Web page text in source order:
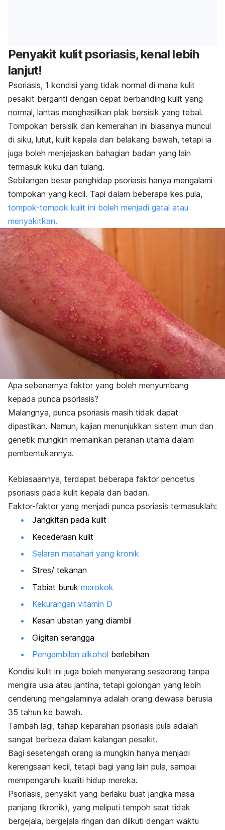
Penyakit kulit psoriasis, kenal lebih
lanjut!
Psoriasis, 1 kondisi yang tidak normal di mana kulit
pesakit berganti dengan cepat berbanding kulit yang
normal, lantas menghasilkan plak bersisik yang tebal.
Tompokan bersisik dan kemerahan ini biasanya muncul
di siku, lutut, kulit kepala dan belakang bawah, tetapi ia
juga boleh menjejaskan bahagian badan yang lain
termasuk kuku dan tulang.
Sebilangan besar penghidap psoriasis hanya mengalami
tompokan yang kecil. Tapi dalam beberapa kes pula,
tompok-tompok kulit ini boleh menjadi gatal atau
menyakitkan.
Apa sebenarnya faktor yang boleh menyumbang
kepada punca psoriasis?
Malangnya, punca psoriasis masih tidak dapat
dipastikan. Namun, kajian menunjukkan sistem imun dan
genetik mungkin memainkan peranan utama dalam
pembentukannya.
Kebiasaannya, terdapat beberapa faktor pencetus
psoriasis pada kulit kepala dan badan.
Faktor-faktor yang menjadi punca psoriasis termasuklah:
Jangkitan pada kulit
Kecederaan kulit
Selaran matahari yang kronik
Stres/ tekanan
Tabiat buruk merokok
Kekurangan vitamin D
Kesan ubatan yang diambil
Gigitan serangga
Pengambilan alkohol berlebihan
Kondisi kulit ini juga boleh menyerang seseorang tanpa
mengira usia atau jantina, tetapi golongan yang lebih
cenderung mengalaminya adalah orang dewasa berusia
35 tahun ke bawah.
Tambah lagi, tahap keparahan psoriasis pula adalah
sangat berbeza dalam kalangan pesakit.
Bagi sesetengah orang ia mungkin hanya menjadi
kerengsaan kecil, tetapi bagi yang lain pula, sampai
mempengaruhi kualiti hidup mereka.
Psoriasis, penyakit yang berlaku buat jangka masa
panjang (kronik), yang meliputi tempoh saat tidak
bergejala, bergejala ringan dan diikuti dengan waktu